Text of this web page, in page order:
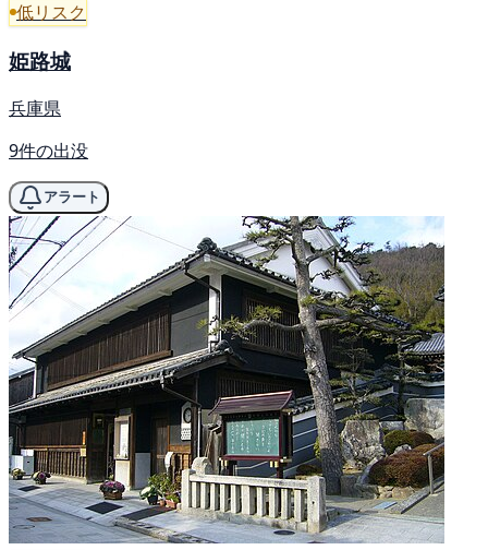
低リスク
姫路城
兵庫県
9件の出没
アラート